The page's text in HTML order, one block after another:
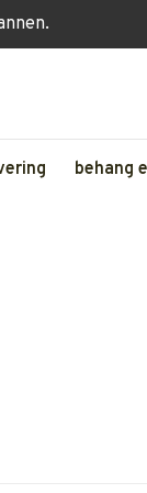
behang